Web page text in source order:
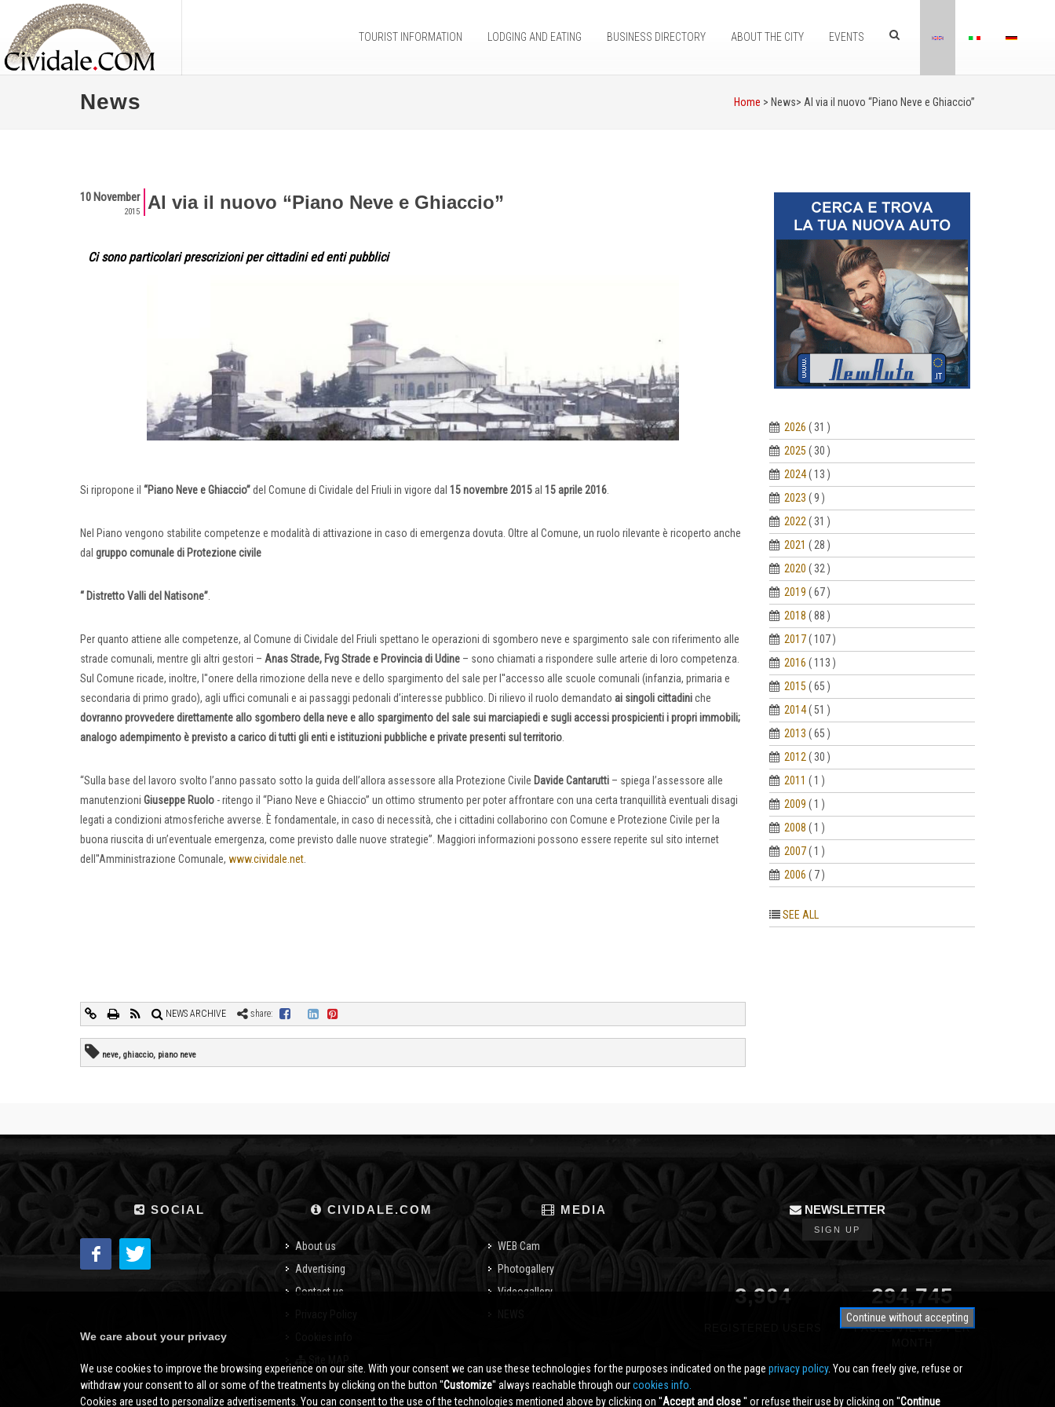
TOURIST INFORMATION LODGING AND EATING BUSINESS DIRECTORY ABOUT THE CITY EVENTS
News Home > News> Al via il nuovo “Piano Neve e Ghiaccio”
10 November
2015 Al via il nuovo “Piano Neve e Ghiaccio”
Ci sono particolari prescrizioni per cittadini ed enti pubblici
Si ripropone il “Piano Neve e Ghiaccio”del Comune di Cividale del Friuli in vigore dal 15 novembre 2015al 15 aprile 2016
Nel Piano vengono stabilite competenze e modalità di attivazione in caso di emergenza dovuta. Oltre al Comune, un ruolo rilevante è ricoperto anche
dal gruppo comunale di Protezione civile
“ Distretto Valli del Natisone”
Per quanto attiene alle competenze, al Comune di Cividale del Friuli spettano le operazioni di sgombero neve e spargimento sale con riferimento alle
strade comunali, mentre gli altri gestori – Anas Strade, Fvg Strade e Provincia di Udine – sono chiamati a rispondere sulle arterie di loro competenza.
Sul Comune ricade, inoltre, l''onere della rimozione della neve e dello spargimento del sale per l''accesso alle scuole comunali (infanzia, primaria e
secondaria di primo grado), agli uffici comunali e ai passaggi pedonali d’interesse pubblico. Di rilievo il ruolo demandato ai singoli cittadiniche
dovranno provvedere direttamente allo sgombero della neve e allo spargimento del sale sui marciapiedi e sugli accessi prospicienti i propri immobili;
analogo adempimento è previsto a carico di tutti gli enti e istituzioni pubbliche e private presenti sul territorio
“Sulla base del lavoro svolto l’anno passato sotto la guida dell’allora assessore alla Protezione Civile Davide Cantarutti – spiega l’assessore alle
manutenzioni Giuseppe Ruolo - ritengo il “Piano Neve e Ghiaccio” un ottimo strumento per poter affrontare con una certa tranquillità eventuali disagi
legati a condizioni atmosferiche avverse. È fondamentale, in caso di necessità, che i cittadini collaborino con Comune e Protezione Civile per la
buona riuscita di un’eventuale emergenza, come previsto dalle nuove strategie”. Maggiori informazioni possono essere reperite sul sito internet
dell''Amministrazione Comunale, www.cividale.net
NEWS ARCHIVE share:
neve, ghiaccio, piano neve
2026 ( 31 )
2025 ( 30 )
2024 ( 13 )
2023 ( 9 )
2022 ( 31 )
2021 ( 28 )
2020 ( 32 )
2019 ( 67 )
2018 ( 88 )
2017 ( 107 )
2016 ( 113 )
2015 ( 65 )
2014 ( 51 )
2013 ( 65 )
2012 ( 30 )
2011 ( 1 )
2009 ( 1 )
2008 ( 1 )
2007 ( 1 )
2006 ( 7 )
SEE ALL
SOCIAL CIVIDALE.COM
About us
Advertising
Contact us
MEDIA
WEB Cam
Photogallery
Videogallery
NEWSLETTER
SIGN UP
3,904 350,000
PAGES VIEWED PER
Continue without accepting
We care about your privacy
We use cookies to improve the browsing experience on our site. With your consent we can use these technologies for the purposes indicated on the page privacy policy. You can freely give, refuse or
withdraw your consent to all or some of the treatments by clicking on the button ''Customize'' always reachable through ourcookies info.
Cookies are used to personalize advertisements. You can consent to the use of the technologies mentioned above by clicking on ''Accept and close'' or refuse their use by clicking on ''Continue